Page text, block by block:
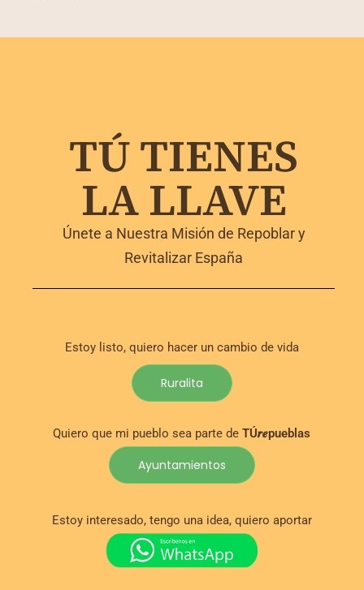
TÚ TIENES
LA LLAVE
Únete a Nuestra Misión de Repoblar y
Revitalizar España
Estoy listo, quiero hacer un cambio de vida
Ruralita
Quiero que mi pueblo sea parte de TÚ𝒓𝒆pueblas
Ayuntamientos
Estoy interesado, tengo una idea, quiero aportar